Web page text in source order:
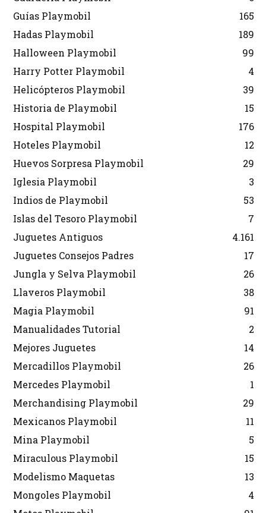
Guías Playmobil
165
Hadas Playmobil
189
Halloween Playmobil
99
Harry Potter Playmobil
4
Helicópteros Playmobil
39
Historia de Playmobil
15
Hospital Playmobil
176
Hoteles Playmobil
12
Huevos Sorpresa Playmobil
29
Iglesia Playmobil
3
Indios de Playmobil
53
Islas del Tesoro Playmobil
7
Juguetes Antiguos
4.161
Juguetes Consejos Padres
17
Jungla y Selva Playmobil
26
Llaveros Playmobil
38
Magia Playmobil
91
Manualidades Tutorial
2
Mejores Juguetes
14
Mercadillos Playmobil
26
Mercedes Playmobil
1
Merchandising Playmobil
29
Mexicanos Playmobil
11
Mina Playmobil
5
Miraculous Playmobil
15
Modelismo Maquetas
13
Mongoles Playmobil
4